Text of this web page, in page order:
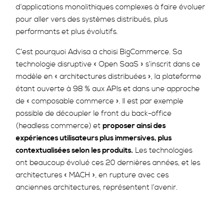
d’applications monolithiques complexes à faire évoluer
pour aller vers des systèmes distribués, plus
performants et plus évolutifs.
C’est pourquoi Advisa a choisi BigCommerce. Sa
technologie disruptive « Open SaaS » s’inscrit dans ce
modèle en « architectures distribuées », la plateforme
étant ouverte à 98 % aux APIs et dans une approche
de « composable commerce ». Il est par exemple
possible de découpler le front du back-office
(headless commerce) et proposer ainsi des
expériences utilisateurs plus immersives, plus
contextualisées selon les produits. Les technologies
ont beaucoup évolué ces 20 dernières années, et les
architectures « MACH », en rupture avec ces
anciennes architectures, représentent l’avenir.